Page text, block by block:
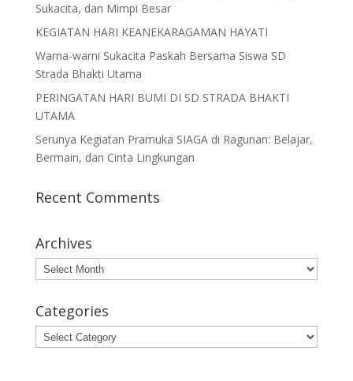
Sukacita, dan Mimpi Besar
KEGIATAN HARI KEANEKARAGAMAN HAYATI
Warna-warni Sukacita Paskah Bersama Siswa SD
Strada Bhakti Utama
PERINGATAN HARI BUMI DI SD STRADA BHAKTI
UTAMA
Serunya Kegiatan Pramuka SIAGA di Ragunan: Belajar,
Bermain, dan Cinta Lingkungan
Recent Comments
Archives
Archives
Categories
Categories